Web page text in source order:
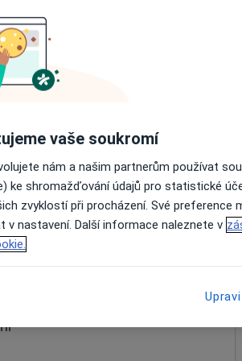
nejsou k dispozici
informace o svých službách.
vaše soukromí
nám a našim partnerům používat
ke shromažďování údajů pro statistické
zvyklostí při procházení. Své preference
v nastavení. Další informace naleznete v